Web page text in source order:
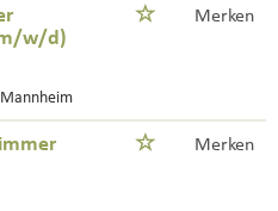
w/d)
Merken
Merken